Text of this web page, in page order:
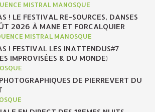
MISTRAL MANOSQUE
! LE FESTIVAL RE-SOURCES, DANSES
2026 À MANE ET FORCALQUIER
MISTRAL MANOSQUE
! FESTIVAL LES INATTENDUS#7
IMPROVISÉES & DU MONDE)
DE PIERREVERT DU